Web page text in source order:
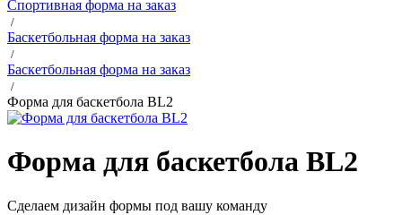
Спортивная форма на заказ
/
Баскетбольная форма на заказ
/
Баскетбольная форма на заказ
/
Форма для баскетбола BL2
Форма для баскетбола BL2
Сделаем дизайн формы под вашу команду